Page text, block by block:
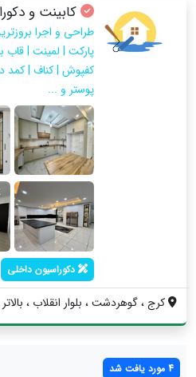
کابینت و
طراحی و اجرا
پارکت | لمینت | قاب
کفپوش | کناف | کمد
پوستر و ...
دکوراسیون داخلی
کرج ، گوهردشت ، بلوار انقلاب ، بالاتر
4 مورد یافت شد